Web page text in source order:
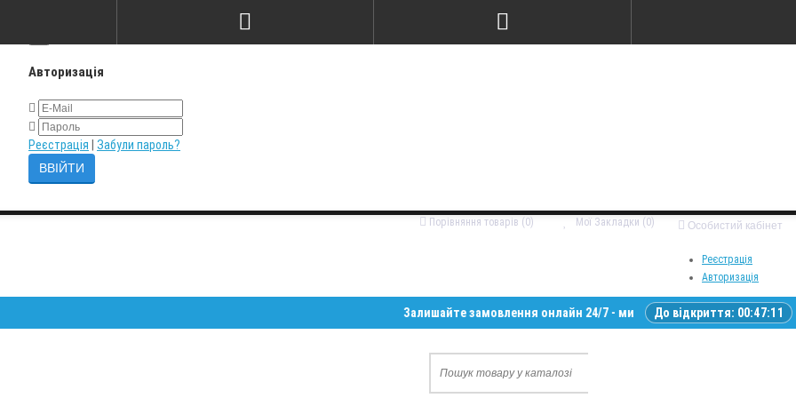
Авторизація
Реєстрація Забули пароль?
Особистий кабінет
Реєстрація
Авторизація
Мої Закладки (0)
Порівняння товарів (0)
Залишайте замовлення онлайн 24/7 - ми зв’яжемося з вами у робочий час
До відкриття: 00:47:10